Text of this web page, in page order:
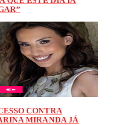
CONTRA
MIRANDA JÁ